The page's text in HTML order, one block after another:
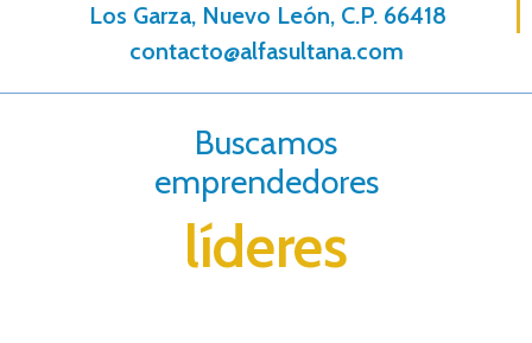
Los Garza, Nuevo León, C.P. 66418
contacto@alfasultana.com
Buscamos
emprendedores
líderes